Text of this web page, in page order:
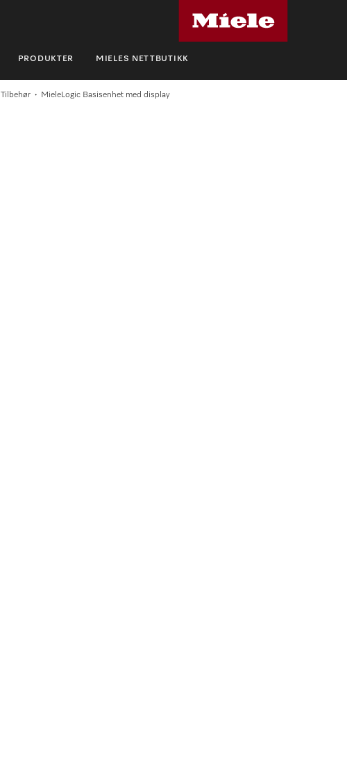
PRODUKTER MIELES NETTBUTIKK
Tilbehør MieleLogic Basisenhet med display